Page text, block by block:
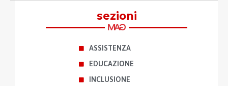
sezioni
ASSISTENZA
EDUCAZIONE
INCLUSIONE